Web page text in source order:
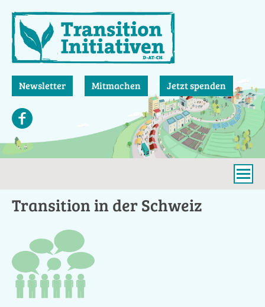
zum
Inhalt
Newsletter Mitmachen Jetzt spenden
Transition in der Schweiz